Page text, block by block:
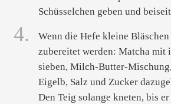
Schüsselchen geben und
4.
Wenn die Hefe kleine
zubereitet werden: Matcha mit
sieben, Milch-Butter-
Eigelb, Salz und Zucker
Den Teig solange kneten, bis